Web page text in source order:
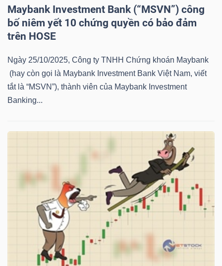
Maybank Investment Bank (“MSVN”) công
bố niêm yết 10 chứng quyền có bảo đảm
trên HOSE
Ngày 25/10/2025, Công ty TNHH Chứng khoán Maybank
(hay còn gọi là Maybank Investment Bank Việt Nam, viết
tắt là “MSVN”), thành viên của Maybank Investment
Banking...
VẬT
LIỆU
DÙNG
KHÔNG
THIẾT